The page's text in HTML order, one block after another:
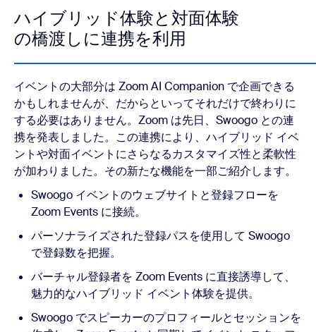
ハイブリッド体験と対面体験
の橋渡しに連携を利用
イベントの大部分は Zoom AI Companion で企画できる
かもしれませんが、だからといってそれだけで終わりに
する必要はありません。Zoom は先日、Swoogo との連
携を発表しました。この連携により、ハイブリッド イベ
ントや対面イベントにさらなるカスタマイズ性と柔軟性
が加わりました。その新たな機能を一部ご紹介します。
Swoogo イベントのウェブサイトと登録フローを
Zoom Events に接続。
パーソナライズされた登録パスを使用して Swoogo
で登録数を把握。
バーチャル登録者を Zoom Events に直接誘導して、
魅力的なハイブリッド イベント体験を提供。
Swoogo でスピーカーのプロフィールとセッションを